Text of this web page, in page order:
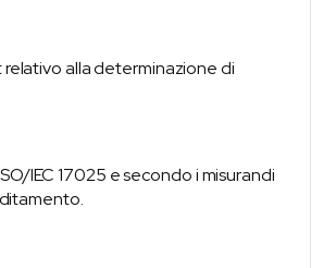
alla determinazione di
IEC 17025 e secondo i misurandi